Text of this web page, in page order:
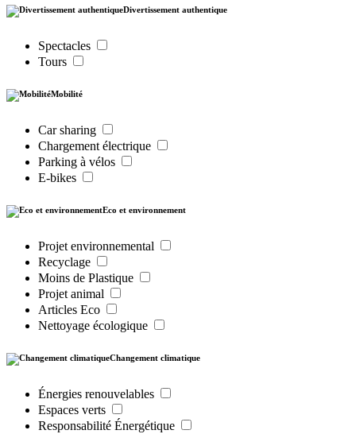
Divertissement authentique
Spectacles
Tours
Mobilité
Car sharing
Chargement électrique
Parking à vélos
E-bikes
Eco et environnement
Projet environnemental
Recyclage
Moins de Plastique
Projet animal
Articles Eco
Nettoyage écologique
Changement climatique
Énergies renouvelables
Espaces verts
Responsabilité Énergétique